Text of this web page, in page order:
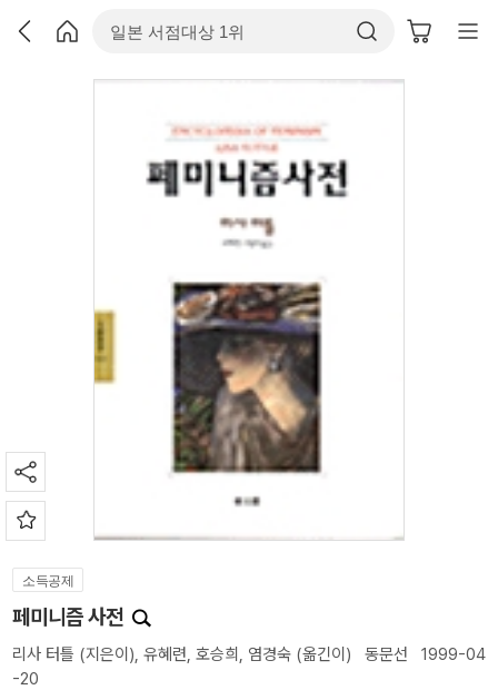
소득공제
페미니즘 사전
리사 터틀 (지은이), 유혜련, 호승희 , 염경숙 (옮긴이) 동문선 1999-04
-20